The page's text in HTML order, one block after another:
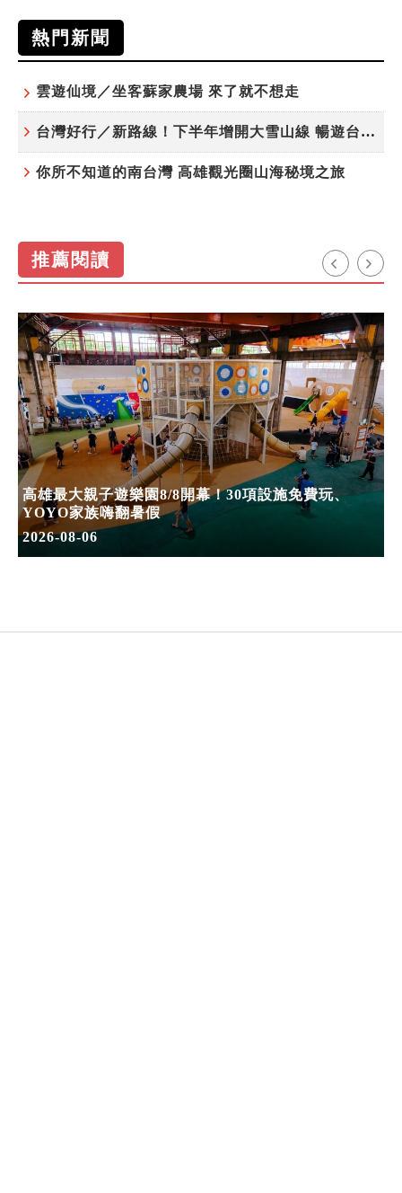
熱門新聞
雲遊仙境／坐客蘇家農場 來了就不想走
台灣好行／新路線！下半年增開大雪山線 暢遊台中更便利
你所不知道的南台灣 高雄觀光圈山海秘境之旅
推薦閱讀
高雄最大親子遊樂園8/8開幕！30項設施免費玩、
YOYO家族嗨翻暑假
2026-08-06